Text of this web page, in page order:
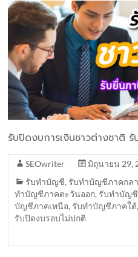
รับปิดงบการเงินชาวต่างชาติ
SEOwriter
มิถุนายน 29,
รับทำบัญชี, รับทำบัญชีภาคกล
ทำบัญชีภาคตะวันออก, รับทำบัญชี
บัญชีภาคเหนือ, รับทำบัญชีภาคใต้,
รับปิดงบรอบไม่ปกติ